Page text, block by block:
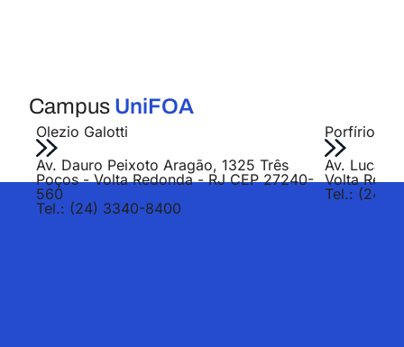
Campus UniFOA
Olezio Galotti
Av. Dauro Peixoto Aragão, 1325 Três
Poços - Volta Redonda - RJ CEP 27240-
560
Tel.: (24) 3340-8400
Porfírio
Av. Lucas
Volta
Tel.: (24)